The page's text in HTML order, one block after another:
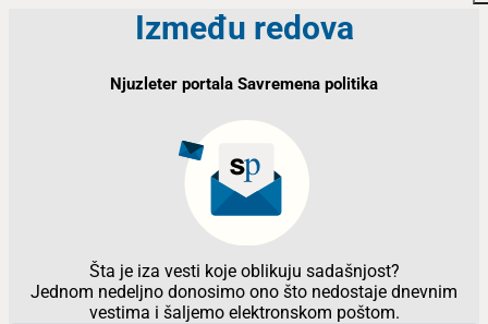
Između redova
Njuzleter portala Savremena politika
Šta je iza vesti koje oblikuju sadašnjost?
Jednom nedeljno donosimo ono što nedostaje dnevnim
vestima i šaljemo elektronskom poštom.